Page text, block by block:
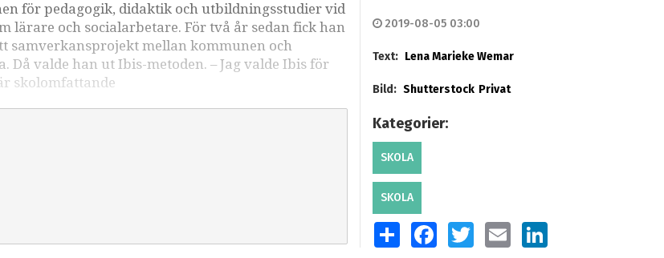
för pedagogik, didaktik och utbildningsstudier vid
lärare och socialarbetare. För två år sedan fick han
samverkansprojekt mellan kommunen och
valde han ut Ibis-metoden. – Jag valde Ibis för
skolomfattande
2019-08-05 03:00
Text: Lena Marieke Wemar
Bild: Shutterstock Privat
Kategorier:
SKOLA
SKOLA
SHARE FACEBOOKTWITTEREMAIL LINKEDIN